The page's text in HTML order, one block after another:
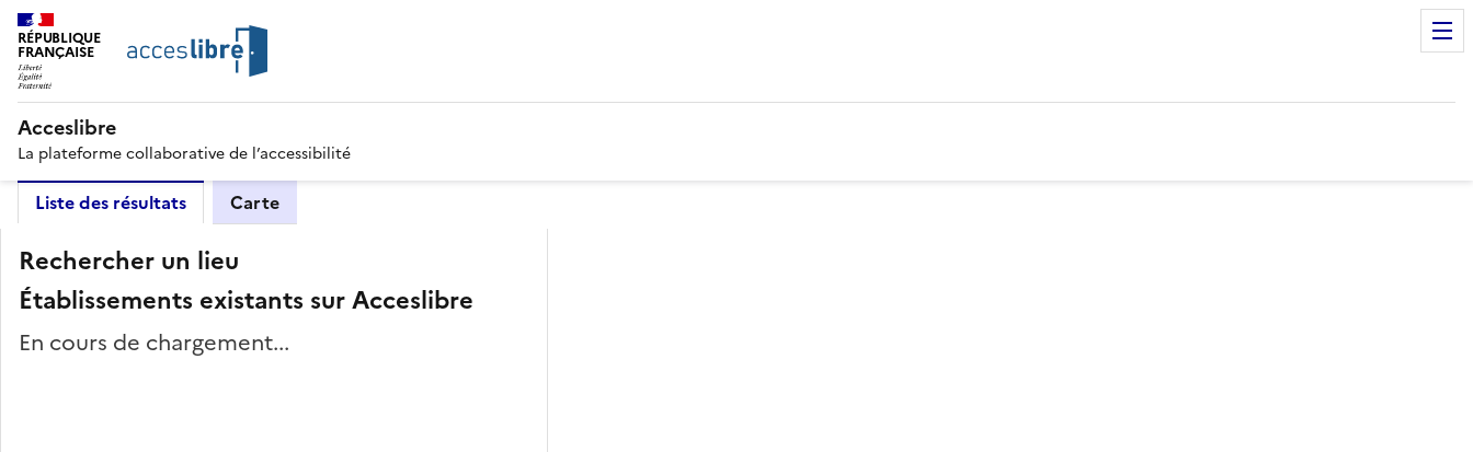
RÉPUBLIQUE
FRANÇAISE
Acceslibre
La plateforme collaborative de l’accessibilité
Liste des résultats Carte
Rechercher un lieu
Établissements existants sur Acceslibre
En cours de chargement...